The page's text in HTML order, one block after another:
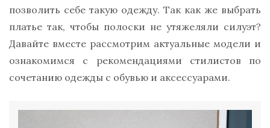
позволить себе такую одежду. Так как же выбрать
платье так, чтобы полоски не утяжеляли силуэт?
Давайте вместе рассмотрим актуальные модели и
ознакомимся с рекомендациями стилистов по
сочетанию одежды с обувью и аксессуарами.